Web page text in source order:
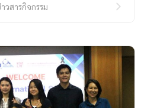
วสารกิจกรรม